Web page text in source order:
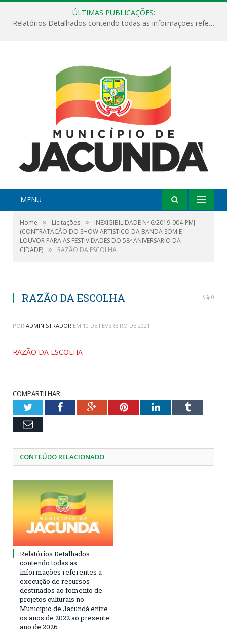
ÚLTIMAS PUBLICAÇÕES:
Relatórios Detalhados contendo todas as informações referentes a execução de recursos destinados ao fomento de projetos culturais no Município de Jacundá entre os anos de 2022 ao presente ano de 2026.
MENU
Home » Licitações »
INEXIGIBILIDADE Nº 6/2019-004-PMJ
(CONTRATAÇÃO DO SHOW ARTISTICO DA BANDA SOM E
LOUVOR PARA AS FESTIVIDADES DO 58º ANIVERSARIO DA
CIDADE) » RAZÃO DA ESCOLHA
RAZÃO DA ESCOLHA 0
POR ADMINISTRADOR EM 10 DE FEVEREIRO DE 2021
RAZÃO DA ESCOLHA
COMPARTILHAR:
TwitterFacebookGoogle+PinterestLinkedInTumblr
Email
CONTEÚDO RELACIONADO
Relatórios Detalhados
contendo todas as
informações referentes a
execução de recursos
destinados ao fomento de
projetos culturais no
Município de Jacundá entre
os anos de 2022 ao presente
ano de 2026.